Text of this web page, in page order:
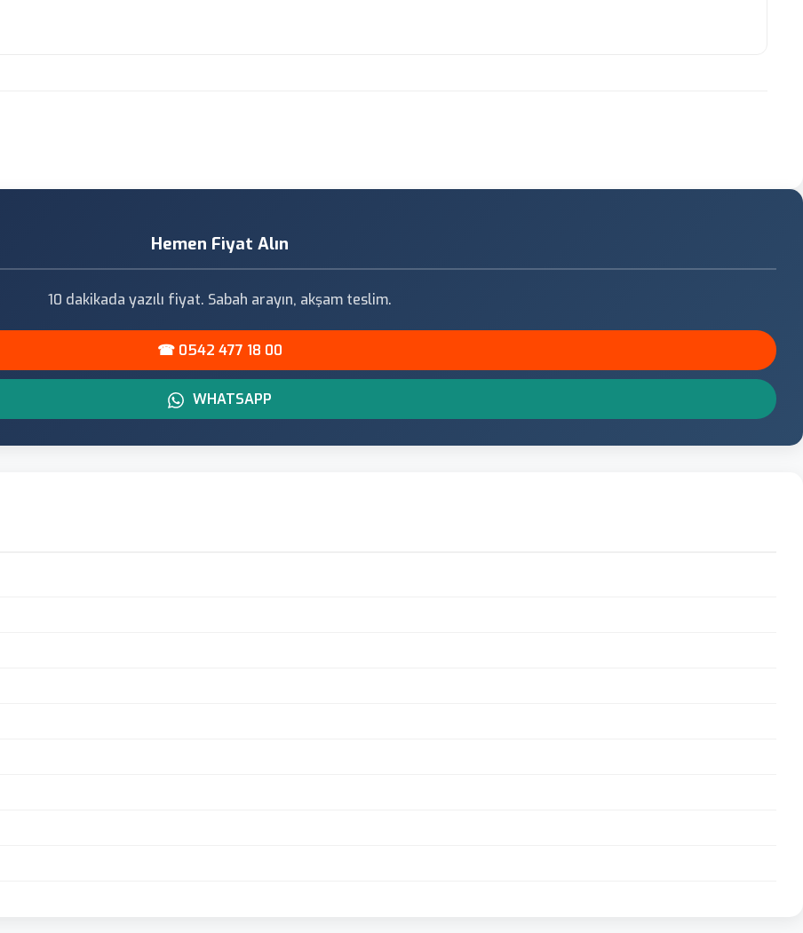
Hemen Fiyat Alın
10 dakikada yazılı fiyat. Sabah arayın, akşam teslim.
☎ 0542 477 18 00
WHATSAPP